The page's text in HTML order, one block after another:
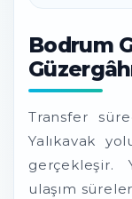
Bodrum
Transfer
Yalıkavak
ulaşım